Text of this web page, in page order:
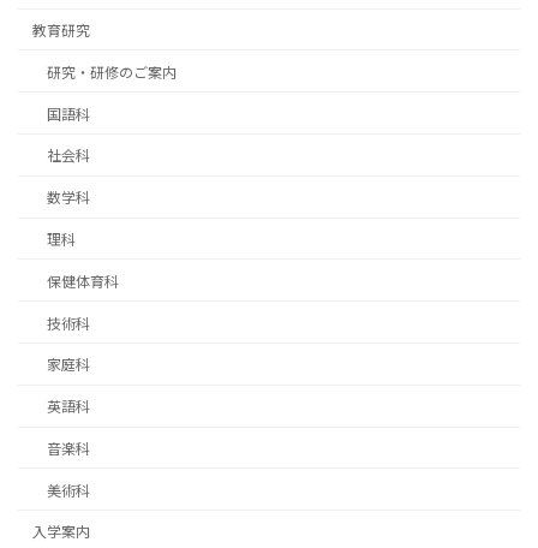
教育研究
研究・研修のご案内
国語科
社会科
数学科
理科
保健体育科
技術科
家庭科
英語科
音楽科
美術科
入学案内